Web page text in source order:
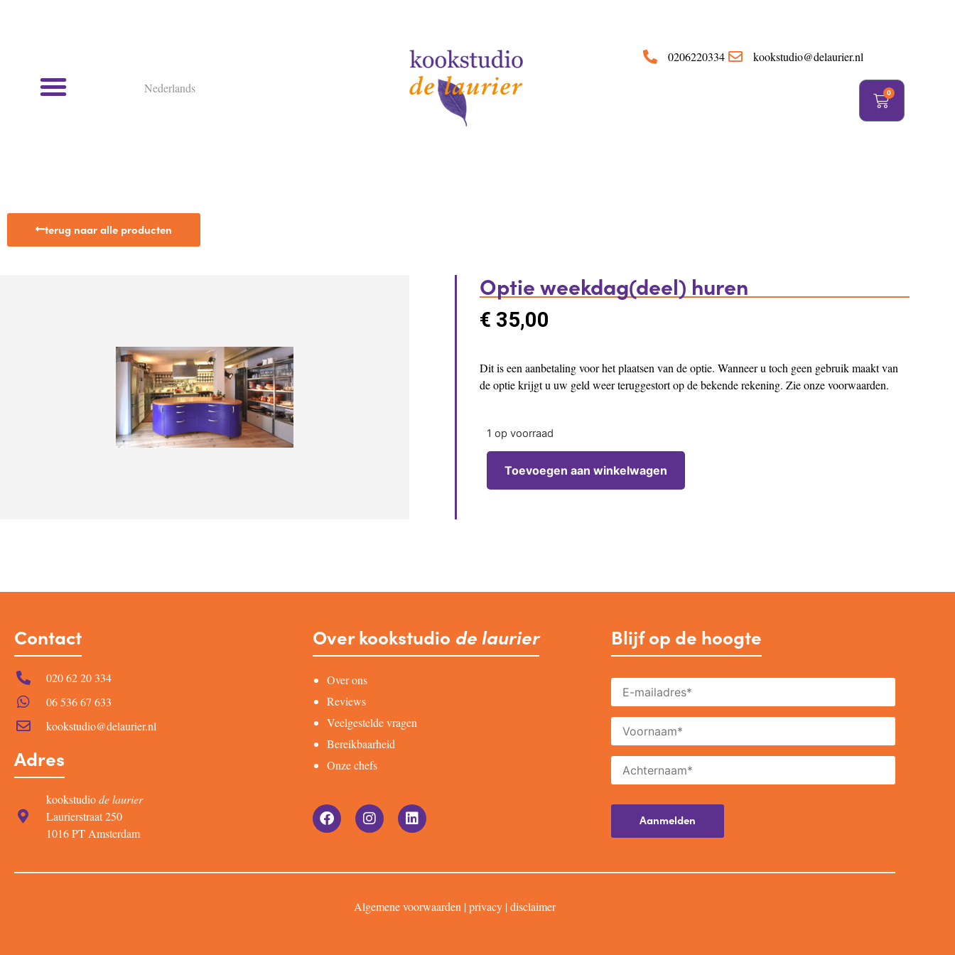
Nederlands
0206220334 kookstudio@delaurier.nl
0
terug naar alle producten
Optie weekdag(deel) huren
€ 35,00
Dit is een aanbetaling voor het plaatsen van de optie. Wanneer u toch geen gebruik maakt van
de optie krijgt u uw geld weer teruggestort op de bekende rekening. Zie onze voorwaarden.
1 op voorraad
Toevoegen aan winkelwagen
Contact
020 62 20 334
06 536 67 633
kookstudio@delaurier.nl
Adres
kookstudiode laurier
Laurierstraat 250
1016 PT Amsterdam
Over kookstudio de laurier
Over ons
Reviews
Veelgestelde vragen
Bereikbaarheid
Onze chefs
Blijf op de hoogte
Algemene voorwaarden |privacy |disclaimer